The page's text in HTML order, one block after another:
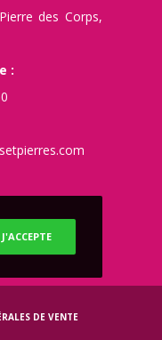
des Corps,
:
DE VENTE
J'ACCEPTE